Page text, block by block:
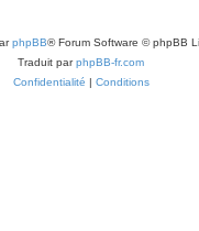
phpBB® Forum Software © phpBB
Traduit parphpBB-fr.com
Confidentialité | Conditions